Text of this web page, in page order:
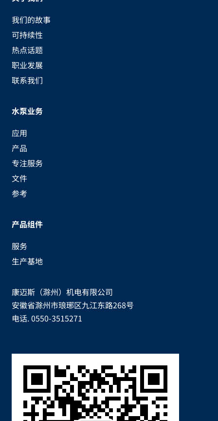
康迈斯（滁州）机电有限公司
安徽省滁州市琅琊区九江东路268号
电话. 0550-3515271
我们的故事
可持续性
热点话题
职业发展
联系我们
水泵业务
应用
产品
专注服务
文件
参考
产品组件
服务
生产基地